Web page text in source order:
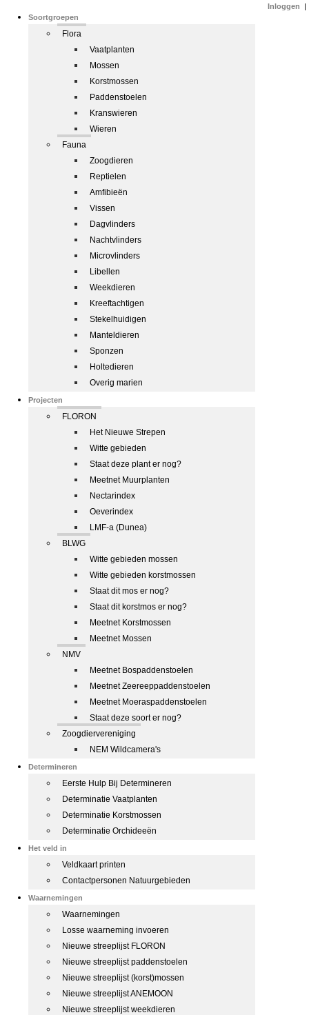
Soortgroepen
Flora
Vaatplanten
Mossen
Korstmossen
Paddenstoelen
Kranswieren
Wieren
Fauna
Zoogdieren
Reptielen
Amfibieën
Vissen
Dagvlinders
Nachtvlinders
Microvlinders
Libellen
Weekdieren
Kreeftachtigen
Stekelhuidigen
Manteldieren
Sponzen
Holtedieren
Overig marien
Projecten
FLORON
Het Nieuwe Strepen
Witte gebieden
Staat deze plant er nog?
Meetnet Muurplanten
Nectarindex
Oeverindex
LMF-a (Dunea)
BLWG
Witte gebieden mossen
Witte gebieden korstmossen
Staat dit mos er nog?
Staat dit korstmos er nog?
Meetnet Korstmossen
Meetnet Mossen
NMV
Meetnet Bospaddenstoelen
Meetnet Zeereeppaddenstoelen
Meetnet Moeraspaddenstoelen
Staat deze soort er nog?
Zoogdiervereniging
NEM Wildcamera's
Determineren
Eerste Hulp Bij Determineren
Determinatie Vaatplanten
Determinatie Korstmossen
Determinatie Orchideeën
Het veld in
Veldkaart printen
Contactpersonen Natuurgebieden
Waarnemingen
Waarnemingen
Losse waarneming invoeren
Nieuwe streeplijst FLORON
Nieuwe streeplijst paddenstoelen
Nieuwe streeplijst (korst)mossen
Nieuwe streeplijst ANEMOON
Nieuwe streeplijst weekdieren
Inloggen |